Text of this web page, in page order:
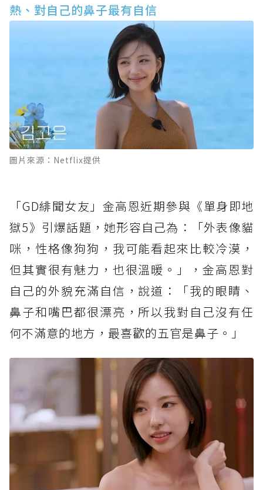
熱、對自己的鼻子最有自信
圖片來源：Netflix提供
「GD緋聞女友」金高恩近期參與《單身即地
獄5》引爆話題，她形容自己為：「外表像貓
咪，性格像狗狗，我可能看起來比較冷漠，
但其實很有魅力，也很溫暖。」，金高恩對
自己的外貌充滿自信，說道：「我的眼睛、
鼻子和嘴巴都很漂亮，所以我對自己沒有任
何不滿意的地方，最喜歡的五官是鼻子。」